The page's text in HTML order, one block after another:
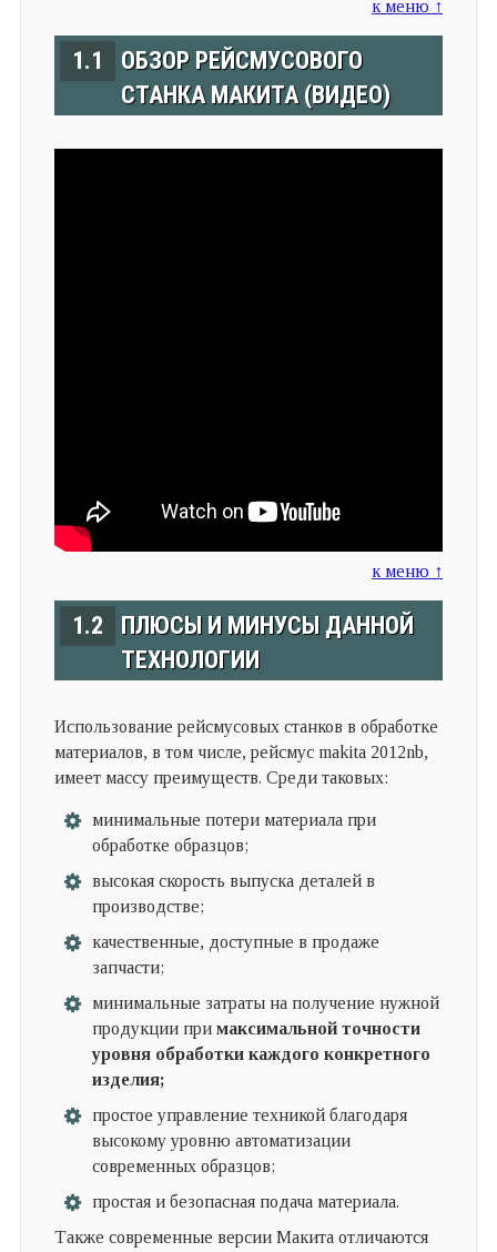
к меню ↑
1.1
ОБЗОР РЕЙСМУСОВОГО
СТАНКА МАКИТА (ВИДЕО)
к меню ↑
1.2
ПЛЮСЫ И МИНУСЫ ДАННОЙ
ТЕХНОЛОГИИ
Использование рейсмусовых станков в обработке
материалов, в том числе, рейсмус makita 2012nb,
имеет массу преимуществ. Среди таковых:
минимальные потери материала при
обработке образцов;
высокая скорость выпуска деталей в
производстве;
качественные, доступные в продаже
запчасти;
минимальные затраты на получение нужной
продукции при максимальной точности
уровня обработки каждого конкретного
изделия;
простое управление техникой благодаря
высокому уровню автоматизации
современных образцов;
простая и безопасная подача материала.
Также современные версии Макита отличаются